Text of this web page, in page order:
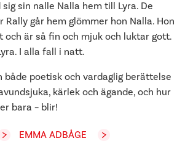
sin nalle Nalla hem till Lyra. De
Rally går hem glömmer hon Nalla. Hon
och är så fin och mjuk och luktar gott.
I alla fall i natt.
både poetisk och vardaglig berättelse
kärlek och ägande, och hur
bara – blir!
EMMA ADBÅGE